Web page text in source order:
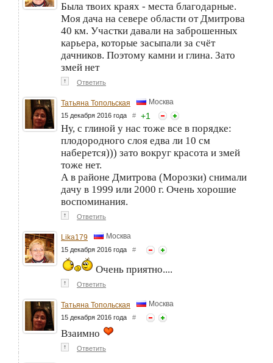
Была твоих краях - места благодарные.
Моя дача на севере области от Дмитрова
40 км. Участки давали на заброшенных
карьера, которые засыпали за счёт
дачников. Поэтому камни и глина. Зато
змей нет
↑ Ответить
Татьяна Топольская Москва
15 декабря 2016 года # +1
Ну, с глиной у нас тоже все в порядке:
плодородного слоя едва ли 10 см
наберется))) зато вокруг красота и змей
тоже нет.
А в районе Дмитрова (Морозки) снимали
дачу в 1999 или 2000 г. Очень хорошие
воспоминания.
↑ Ответить
Lika179 Москва
15 декабря 2016 года #
Очень приятно....
↑ Ответить
Татьяна Топольская Москва
15 декабря 2016 года #
Взаимно
↑ Ответить